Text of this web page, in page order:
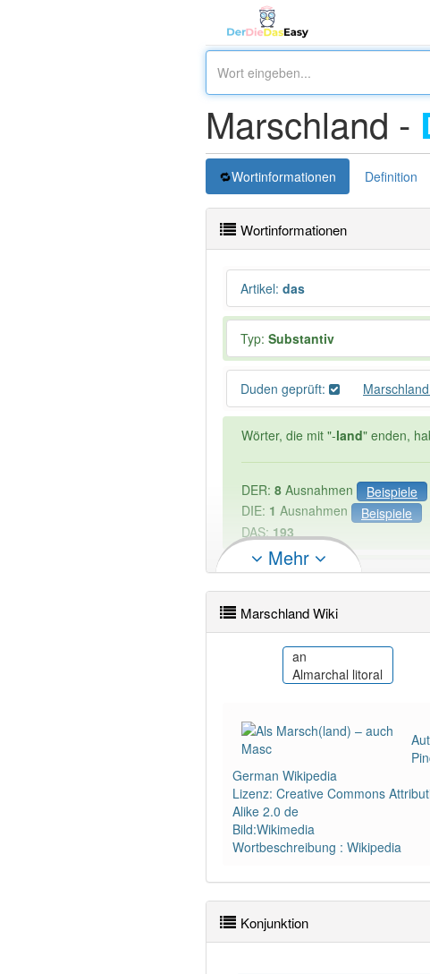
Marschland -
Wortinformationen Definition
Wortinformationen
Artikel: das
Typ: Substantiv
Duden geprüft:
Wörter, die mit "-land" enden,
DER: 8 Ausnahmen
Beispiele
DIE: 1 Ausnahmen
Beispiele
DAS: 193
PowerIndex:3
88% unserer Spielapp-Nutzer
Mehr
Marschland Wiki
an
Almarchal litoral
German Wikipedia
Lizenz: Creative Commons
Alike 2.0 de
Bild:Wikimedia
Wortbeschreibung : Wikipedia
Konjunktion